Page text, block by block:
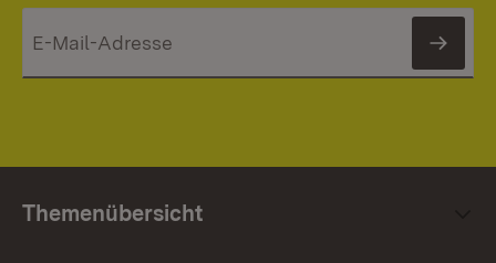
Themenübersicht